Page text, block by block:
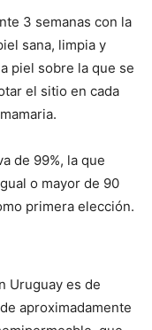
3 semanas con la
sana, limpia y
piel sobre la que se
el sitio en cada
de 99%, la que
o mayor de 90
primera elección.
Uruguay es de
aproximadamente